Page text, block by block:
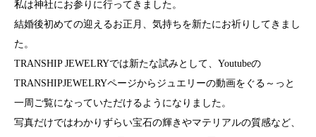
私は神社にお参りに行ってきました。
結婚後初めての迎えるお正月、気持ちを新たにお祈りしてきまし
た。
TRANSHIP JEWELRYでは新たな試みとして、Youtubeの
TRANSHIPJEWELRYページからジュエリーの動画をぐる～っと
一周ご覧になっていただけるようになりました。
写真だけではわかりずらい宝石の輝きやマテリアルの質感など、